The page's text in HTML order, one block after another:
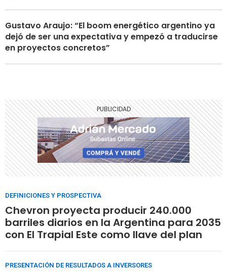
Gustavo Araujo: “El boom energético argentino ya
dejó de ser una expectativa y empezó a traducirse
en proyectos concretos”
DEFINICIONES Y PROSPECTIVA
Chevron proyecta producir 240.000
barriles diarios en la Argentina para 2035
con El Trapial Este como llave del plan
PRESENTACIÓN DE RESULTADOS A INVERSORES